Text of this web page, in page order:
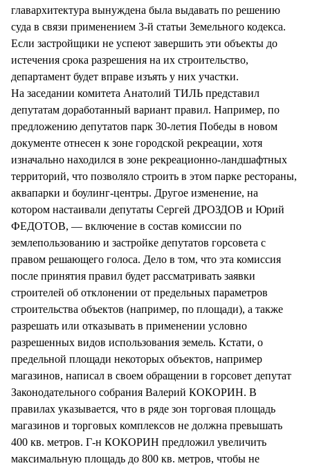
главархитектура вынуждена была выдавать по решению
суда в связи применением 3-й статьи Земельного кодекса.
Если застройщики не успеют завершить эти объекты до
истечения срока разрешения на их строительство,
департамент будет вправе изъять у них участки.
На заседании комитета Анатолий ТИЛЬ представил
депутатам доработанный вариант правил. Например, по
предложению депутатов парк 30-летия Победы в новом
документе отнесен к зоне городской рекреации, хотя
изначально находился в зоне рекреационно-ландшафтных
территорий, что позволяло строить в этом парке рестораны,
аквапарки и боулинг-центры. Другое изменение, на
котором настаивали депутаты Сергей ДРОЗДОВ и Юрий
ФЕДОТОВ, — включение в состав комиссии по
землепользованию и застройке депутатов горсовета с
правом решающего голоса. Дело в том, что эта комиссия
после принятия правил будет рассматривать заявки
строителей об отклонении от предельных параметров
строительства объектов (например, по площади), а также
разрешать или отказывать в применении условно
разрешенных видов использования земель. Кстати, о
предельной площади некоторых объектов, например
магазинов, написал в своем обращении в горсовет депутат
Законодательного собрания Валерий КОКОРИН. В
правилах указывается, что в ряде зон торговая площадь
магазинов и торговых комплексов не должна превышать
400 кв. метров. Г-н КОКОРИН предложил увеличить
максимальную площадь до 800 кв. метров, чтобы не